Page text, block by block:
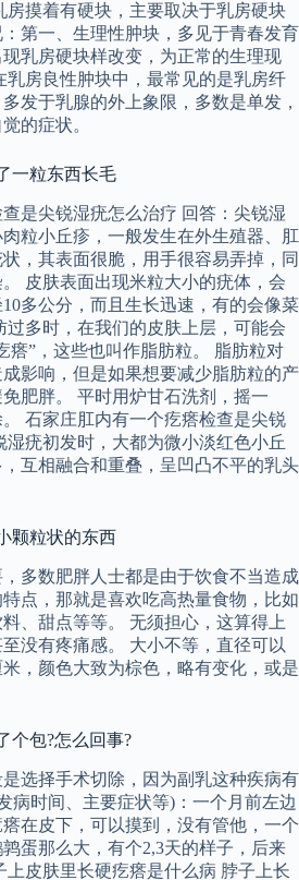
房摸着有硬块，主要取决于乳房硬块
第一、生理性肿块，多见于青春发育
乳房硬块样改变，为正常的生理现
乳房良性肿块中，最常见的是乳房纤
发于乳腺的外上象限，多数是单发，
的症状。
一粒东西长毛
是尖锐湿疣怎么治疗 回答：尖锐湿
粒小丘疹，一般发生在外生殖器、肛
，其表面很脆，用手很容易弄掉，同
皮肤表面出现米粒大小的疣体，会
多公分，而且生长迅速，有的会像菜
多时，在我们的皮肤上层，可能会
瘩”，这些也叫作脂肪粒。 脂肪粒对
影响，但是如果想要减少脂肪粒的产
肥胖。 平时用炉甘石洗剂，摇一
石家庄肛内有一个疙瘩检查是尖锐
疣初发时，大都为微小淡红色小丘
互相融合和重叠，呈凹凸不平的乳头
颗粒状的东西
多数肥胖人士都是由于饮食不当造成
点，那就是喜欢吃高热量食物，比如
、甜点等等。 无须担心，这算得上
没有疼痛感。 大小不等，直径可以
，颜色大致为棕色，略有变化，或是
个包?怎么回事?
选择手术切除，因为副乳这种疾病有
病时间、主要症状等)：一个月前左边
在皮下，可以摸到，没有管他，一个
蛋那么大，有个2,3天的样子，后来
皮肤里长硬疙瘩是什么病 脖子上长